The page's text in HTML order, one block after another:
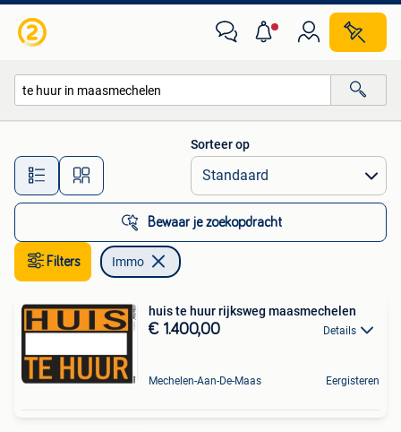
Alle afstanden…
Sorteer op
Bewaar je zoekopdracht
Filters Immo
huis te huur rijksweg maasmechelen
€ 1.400,00 Details
Mechelen-Aan-De-Maas Eergisteren